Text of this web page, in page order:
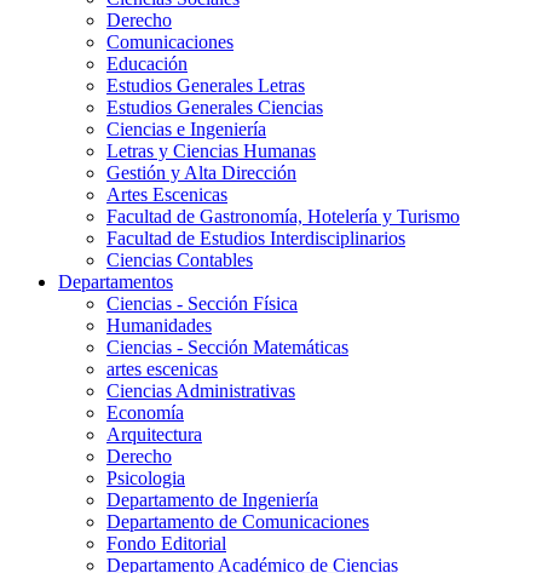
Derecho
Comunicaciones
Educación
Estudios Generales Letras
Estudios Generales Ciencias
Ciencias e Ingeniería
Letras y Ciencias Humanas
Gestión y Alta Dirección
Artes Escenicas
Facultad de Gastronomía, Hotelería y Turismo
Facultad de Estudios Interdisciplinarios
Ciencias Contables
Departamentos
Ciencias - Sección Física
Humanidades
Ciencias - Sección Matemáticas
artes escenicas
Ciencias Administrativas
Economía
Arquitectura
Derecho
Psicologia
Departamento de Ingeniería
Departamento de Comunicaciones
Fondo Editorial
Departamento Académico de Ciencias